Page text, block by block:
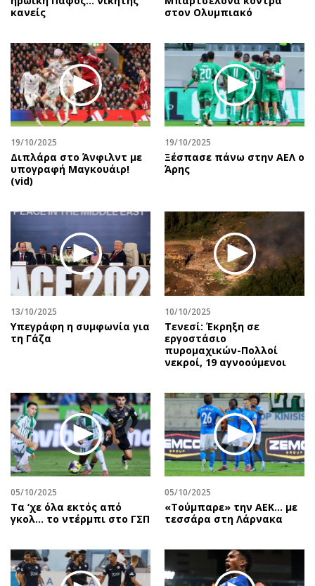
κανείς
στον Ολυμπιακό
19/10/2025
Διπλάρα στο Άνφιλντ με
υπογραφή Μαγκουάιρ!
(vid)
19/10/2025
Ξέσπασε πάνω στην ΑΕΛ ο
Άρης
13/10/2025
Υπεγράφη η συμφωνία για
τη Γάζα
10/10/2025
Τενεσί: Έκρηξη σε
εργοστάσιο
πυρομαχικών-Πολλοί
νεκροί, 19 αγνοούμενοι
05/10/2025
Τα ‘χε όλα εκτός από
γκολ… το ντέρμπι στο ΓΣΠ
05/10/2025
«Τούμπαρε» την ΑΕΚ… με
τεσσάρα στη Λάρνακα